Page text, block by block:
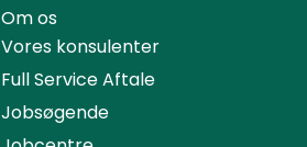
Om os
Vores konsulenter
Full Service Aftale
Jobsøgende